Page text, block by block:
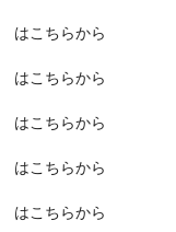
はこちらから
はこちらから
はこちらから
はこちらから
はこちらから